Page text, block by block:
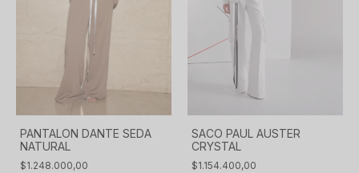
PANTALON DANTE SEDA
NATURAL
$1.248.000,00
SACO PAUL AUSTER
CRYSTAL
$1.154.400,00